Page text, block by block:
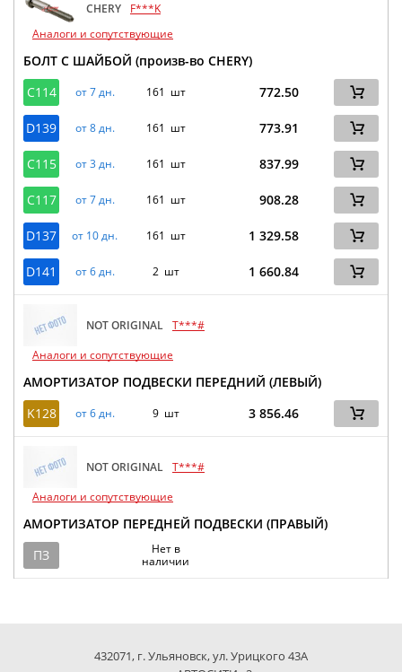
CHERY
F***K
Аналоги и сопутствующие
БОЛТ С ШАЙБОЙ (произв-во CHERY)
C114
от 7 дн. 161 шт 772.50
D139 от 8 дн. 161 шт 773.91
C115 от 3 дн. 161 шт 837.99
C117 от 7 дн. 161 шт 908.28
D137 от 10 дн. 161 шт 1 329.58
D141 от 6 дн. 2 шт 1 660.84
NOT ORIGINAL T***#
Аналоги и сопутствующие
АМОРТИЗАТОР ПОДВЕСКИ ПЕРЕДНИЙ (ЛЕВЫЙ)
K128
от 6 дн. 9 шт 3 856.46
NOT ORIGINAL T***#
Аналоги и сопутствующие
АМОРТИЗАТОР ПЕРЕДНЕЙ ПОДВЕСКИ (ПРАВЫЙ)
ПЗ
Нет в
наличии
432071, г. Ульяновск, ул. Урицкого 43А